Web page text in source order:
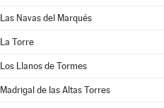
Las Navas del Marqués
La Torre
Los Llanos de Tormes
Madrigal de las Altas Torres